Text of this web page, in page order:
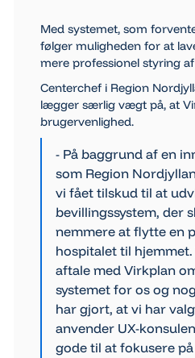
Med systemet, som
følger muligheden for at
mere professionel styring
Centerchef i Region
lægger særlig vægt på, at
brugervenlighed.
- På baggrund af en
som Region
vi fået tilskud til at
bevillingssystem, der
nemmere at flytte en
hospitalet til
aftale med Virkplan
systemet for os og
har gjort, at vi har
anvender UX-
gode til at fokusere